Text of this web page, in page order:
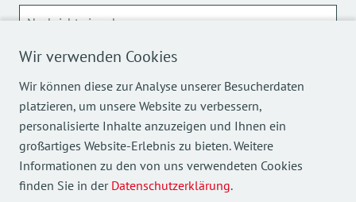
Wir verwenden Cookies
Wir können diese zur Analyse unserer Besucherdaten
platzieren, um unsere Website zu verbessern,
personalisierte Inhalte anzuzeigen und Ihnen ein
großartiges Website-Erlebnis zu bieten. Weitere
Informationen zu den von uns verwendeten Cookies
finden Sie in der Datenschutzerklärung.
Sicherheitsabfrage*